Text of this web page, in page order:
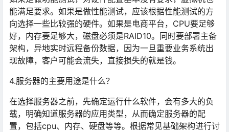
能满足要求。如果是做性能测试，应该根据性能测试的方
向选择一些比较强的硬件。如果是电商平台，CPU要足够
好，内存要足够大，磁盘必须是RAID10。同时要部署主备
架构，异地实时远程备份数据，因为一旦重要业务系统出
现故障，客户可能会流失，直接损失的就是钱。
4.服务器的主要用途是什么？
在选择服务器之前，先确定运行什么软件，会有多大的负
载，明确知道服务器的应用类型，从而确定服务器的配
置，包括cpu、内存、硬盘等等。根据常见基础架构进行讨